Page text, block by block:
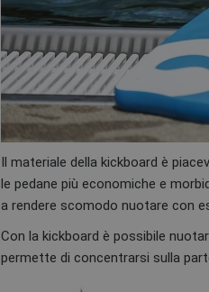
Il materiale della kickboard è
le pedane più economiche e
a rendere scomodo nuotare con
Con la kickboard è possibile
permette di concentrarsi sulla